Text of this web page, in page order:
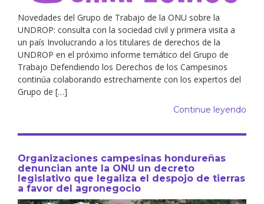
Novedades del Grupo de Trabajo de la ONU sobre la
UNDROP: consulta con la sociedad civil y primera visita a
un país Involucrando a los titulares de derechos de la
UNDROP en el próximo informe temático del Grupo de
Trabajo Defendiendo los Derechos de los Campesinos
continúa colaborando estrechamente con los expertos del
Grupo de […]
Continue leyendo
Organizaciones campesinas hondureñas
denuncian ante la ONU un decreto
legislativo que legaliza el despojo de tierras
a favor del agronegocio